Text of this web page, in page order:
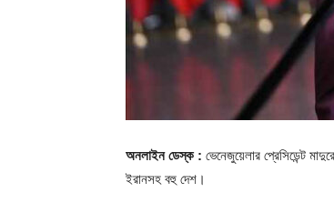
অনলাইন ডেস্ক : ভেনেজুয়েলার প্রেসিডেন্ট
ইরানসহ বহু দেশ।